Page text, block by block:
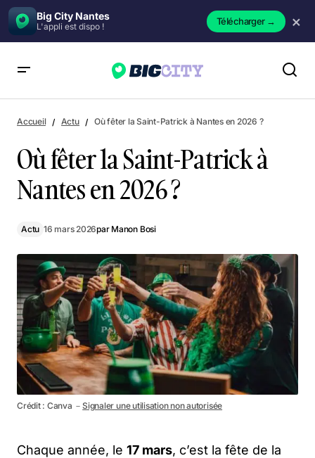
Big City Nantes
L'appli est dispo ! Télécharger→ ×
Accueil Actu Où fêter la Saint-Patrick à Nantes en 2026 ?
Où fêter la Saint-Patrick à
Nantes en 2026 ?
Actu 16 mars 2026par Manon Bosi
Crédit : Canva －Signaler une utilisation non autorisée
Chaque année, le 17 mars, c’est la fête de la